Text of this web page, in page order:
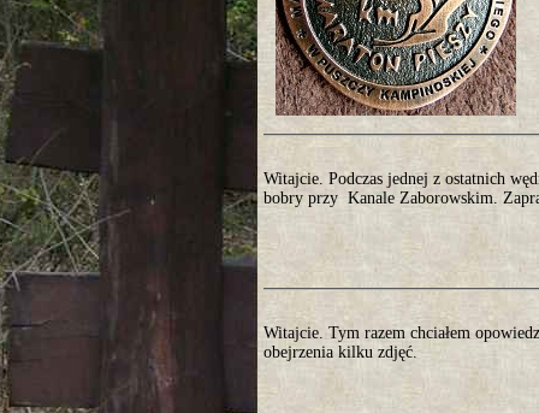
Witajcie. Podczas jednej z ostatnich
bobry przy Kanale Zaborowskim.
Witajcie. Tym razem chciałem
obejrzenia kilku zdjęć.